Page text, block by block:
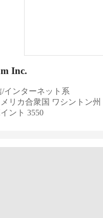
Inc.
インターネット系
リカ合衆国 ワシントン
ント 3550